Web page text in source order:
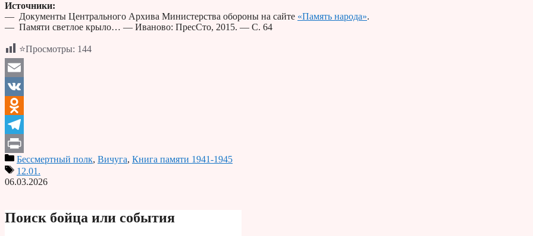
Источники:
— Документы Центрального Архива Министерства обороны на сайте «Память народа».
— Памяти светлое крыло… — Иваново: ПресСто, 2015. — С. 64
⭐Просмотры: 144
Email
VK
Odnoklassniki
Telegram
PrintБессмертный полк, Вичуга, Книга памяти 1941-1945
12.01.
06.03.2026
Поиск бойца или события